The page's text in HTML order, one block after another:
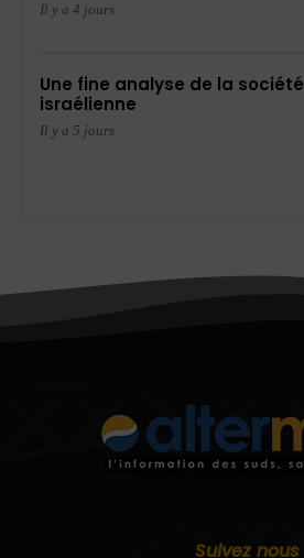
Il y a 4 jours
Une fine analyse de la société
israélienne
Il y a 5 jours
Suivez nous